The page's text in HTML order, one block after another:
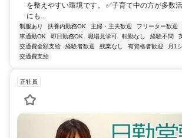
を整えやすい環境です。 ✅子育て中の方が多数
にも...
制服あり 扶養内勤務OK 主婦・主夫歓迎 フリーター歓迎
車通勤OK
即日勤務OK 職場見学可 転勤なし 経験不問
交通費全額支給
経験者歓迎 残業なし 有資格者歓迎 月1
交通費支給
正社員